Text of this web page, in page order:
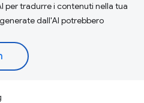
per tradurre i contenuti nella tua
dall'AI potrebbero